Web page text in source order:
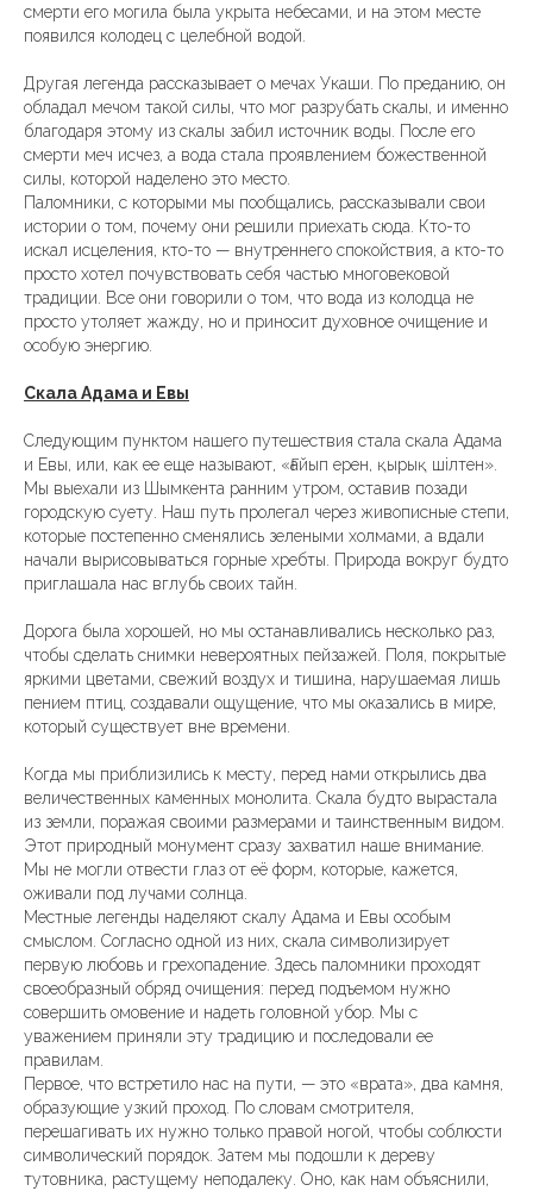
смерти его могила была укрыта небесами, и на этом месте
появился колодец с целебной водой.
Другая легенда рассказывает о мечах Укаши. По преданию, он
обладал мечом такой силы, что мог разрубать скалы, и именно
благодаря этому из скалы забил источник воды. После его
смерти меч исчез, а вода стала проявлением божественной
силы, которой наделено это место.
Паломники, с которыми мы пообщались, рассказывали свои
истории о том, почему они решили приехать сюда. Кто-то
искал исцеления, кто-то — внутреннего спокойствия, а кто-то
просто хотел почувствовать себя частью многовековой
традиции. Все они говорили о том, что вода из колодца не
просто утоляет жажду, но и приносит духовное очищение и
особую энергию.
Скала Адама и Евы
Следующим пунктом нашего путешествия стала скала Адама
и Евы, или, как ее еще называют, «Ғайып ерен, қырық шілтен».
Мы выехали из Шымкента ранним утром, оставив позади
городскую суету. Наш путь пролегал через живописные степи,
которые постепенно сменялись зелеными холмами, а вдали
начали вырисовываться горные хребты. Природа вокруг будто
приглашала нас вглубь своих тайн.
Дорога была хорошей, но мы останавливались несколько раз,
чтобы сделать снимки невероятных пейзажей. Поля, покрытые
яркими цветами, свежий воздух и тишина, нарушаемая лишь
пением птиц, создавали ощущение, что мы оказались в мире,
который существует вне времени.
Когда мы приблизились к месту, перед нами открылись два
величественных каменных монолита. Скала будто вырастала
из земли, поражая своими размерами и таинственным видом.
Этот природный монумент сразу захватил наше внимание.
Мы не могли отвести глаз от её форм, которые, кажется,
оживали под лучами солнца.
Местные легенды наделяют скалу Адама и Евы особым
смыслом. Согласно одной из них, скала символизирует
первую любовь и грехопадение. Здесь паломники проходят
своеобразный обряд очищения: перед подъемом нужно
совершить омовение и надеть головной убор. Мы с
уважением приняли эту традицию и последовали ее
правилам.
Первое, что встретило нас на пути, — это «врата», два камня,
образующие узкий проход. По словам смотрителя,
перешагивать их нужно только правой ногой, чтобы соблюсти
символический порядок. Затем мы подошли к дереву
тутовника, растущему неподалеку. Оно, как нам объяснили,